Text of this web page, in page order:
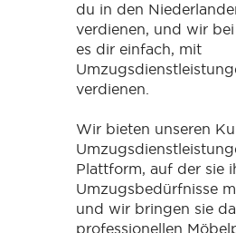
du in den
verdienen, und wir
es dir einfach, mit
verdienen.
Wir bieten unseren
Plattform, auf der sie
Umzugsbedürfnisse
und wir bringen sie
professionellen